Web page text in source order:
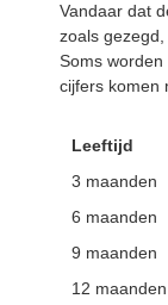
Vandaar dat
zoals
Soms
cijfers komen
Leeftijd
3 maanden
6 maanden
9 maanden
12 maanden